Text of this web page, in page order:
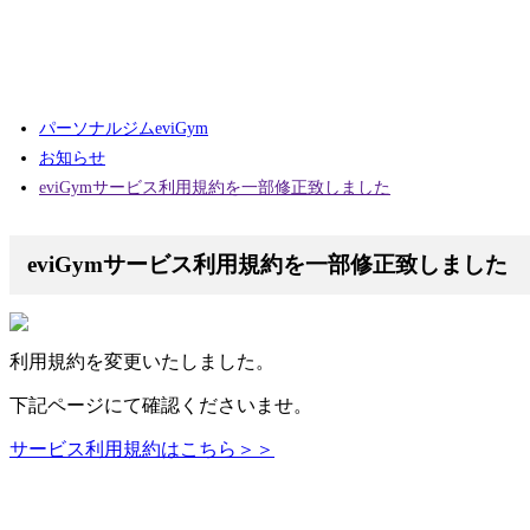
パーソナルジムeviGym
お知らせ
eviGymサービス利用規約を一部修正致しました
eviGymサービス利用規約を一部修正致しました
利用規約を変更いたしました。
下記ページにて確認くださいませ。
サービス利用規約はこちら＞＞